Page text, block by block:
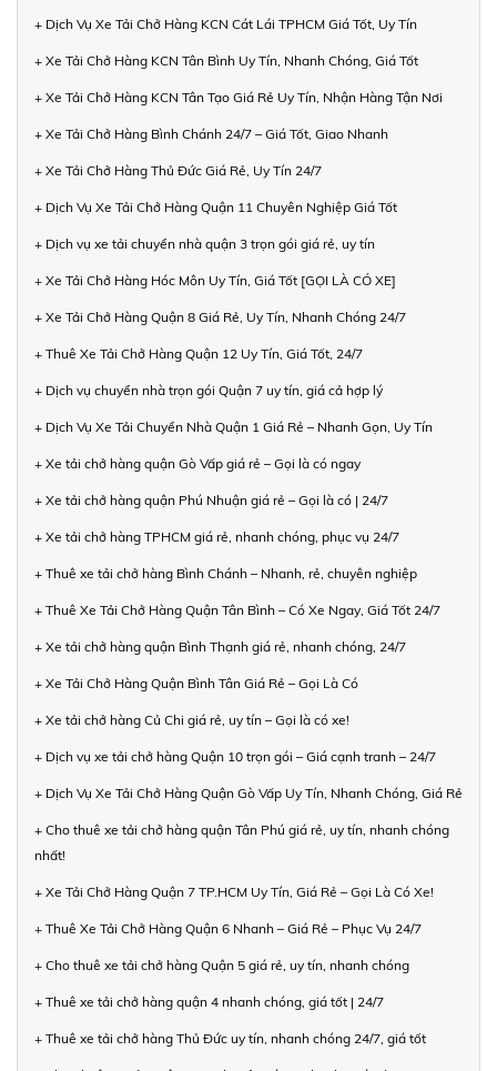
+ Dịch Vụ Xe Tải Chở Hàng KCN Cát Lái TPHCM Giá Tốt, Uy Tín
+ Xe Tải Chở Hàng KCN Tân Bình Uy Tín, Nhanh Chóng, Giá Tốt
+ Xe Tải Chở Hàng KCN Tân Tạo Giá Rẻ Uy Tín, Nhận Hàng Tận Nơi
+ Xe Tải Chở Hàng Bình Chánh 24/7 – Giá Tốt, Giao Nhanh
+ Xe Tải Chở Hàng Thủ Đức Giá Rẻ, Uy Tín 24/7
+ Dịch Vụ Xe Tải Chở Hàng Quận 11 Chuyên Nghiệp Giá Tốt
+ Dịch vụ xe tải chuyển nhà quận 3 trọn gói giá rẻ, uy tín
+ Xe Tải Chở Hàng Hóc Môn Uy Tín, Giá Tốt [GỌI LÀ CÓ XE]
+ Xe Tải Chở Hàng Quận 8 Giá Rẻ, Uy Tín, Nhanh Chóng 24/7
+ Thuê Xe Tải Chở Hàng Quận 12 Uy Tín, Giá Tốt, 24/7
+ Dịch vụ chuyển nhà trọn gói Quận 7 uy tín, giá cả hợp lý
+ Dịch Vụ Xe Tải Chuyển Nhà Quận 1 Giá Rẻ – Nhanh Gọn, Uy Tín
+ Xe tải chở hàng quận Gò Vấp giá rẻ – Gọi là có ngay
+ Xe tải chở hàng quận Phú Nhuận giá rẻ – Gọi là có | 24/7
+ Xe tải chở hàng TPHCM giá rẻ, nhanh chóng, phục vụ 24/7
+ Thuê xe tải chở hàng Bình Chánh – Nhanh, rẻ, chuyên nghiệp
+ Thuê Xe Tải Chở Hàng Quận Tân Bình – Có Xe Ngay, Giá Tốt 24/7
+ Xe tải chở hàng quận Bình Thạnh giá rẻ, nhanh chóng, 24/7
+ Xe Tải Chở Hàng Quận Bình Tân Giá Rẻ – Gọi Là Có
+ Xe tải chở hàng Củ Chi giá rẻ, uy tín – Gọi là có xe!
+ Dịch vụ xe tải chở hàng Quận 10 trọn gói – Giá cạnh tranh – 24/7
+ Dịch Vụ Xe Tải Chở Hàng Quận Gò Vấp Uy Tín, Nhanh Chóng, Giá Rẻ
+ Cho thuê xe tải chở hàng quận Tân Phú giá rẻ, uy tín, nhanh chóng
nhất!
+ Xe Tải Chở Hàng Quận 7 TP.HCM Uy Tín, Giá Rẻ – Gọi Là Có Xe!
+ Thuê Xe Tải Chở Hàng Quận 6 Nhanh – Giá Rẻ – Phục Vụ 24/7
+ Cho thuê xe tải chở hàng Quận 5 giá rẻ, uy tín, nhanh chóng
+ Thuê xe tải chở hàng quận 4 nhanh chóng, giá tốt | 24/7
+ Thuê xe tải chở hàng Thủ Đức uy tín, nhanh chóng 24/7, giá tốt